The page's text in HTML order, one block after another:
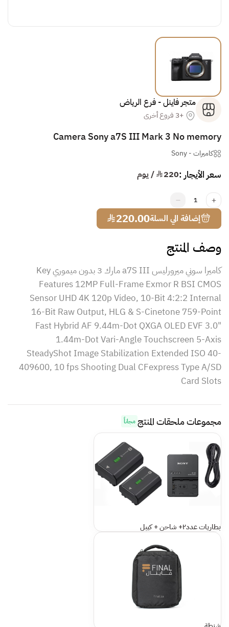
متجر فاينل - فرع الرياض
+3 فروع أخرى
Camera Sony a7S III Mark 3 No memory
كاميرات-
Sony
سعر الأيجار :220¥ / يوم
1
إضافة الي السلة220.00
¥
وصف المنتج
كاميرا سوني ميرورليس a7S III مارك 3 بدون ميموري Key
Features 12MP Full-Frame Exmor R BSI CMOS
Sensor UHD 4K 120p Video, 10-Bit 4:2:2 Internal
16-Bit Raw Output, HLG & S-Cinetone 759-Point
Fast Hybrid AF 9.44m-Dot QXGA OLED EVF 3.0"
1.44m-Dot Vari-Angle Touchscreen 5-Axis
SteadyShot Image Stabilization Extended ISO 40-
409600, 10 fps Shooting Dual CFexpress Type A/SD
Card Slots
مجموعات ملحقات المنتج مجاناً
بطاريات عدد٢+ شاحن + كيبل